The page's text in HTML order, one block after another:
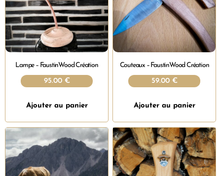
Lampe – FaustinWood Création
95.00 €
Ajouter au panier
Couteaux – FaustinWood Création
59.00 €
Ajouter au panier